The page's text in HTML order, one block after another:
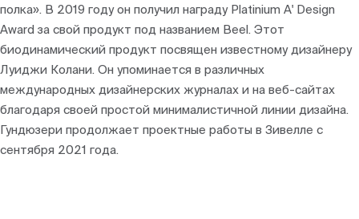
полка». В 2019 году он получил награду Platinium A' Design
Award за свой продукт под названием Beel. Этот
биодинамический продукт посвящен известному дизайнеру
Луиджи Колани. Он упоминается в различных
международных дизайнерских журналах и на веб-сайтах
благодаря своей простой минималистичной линии дизайна.
Гундюзери продолжает проектные работы в Зивелле с
сентября 2021 года.